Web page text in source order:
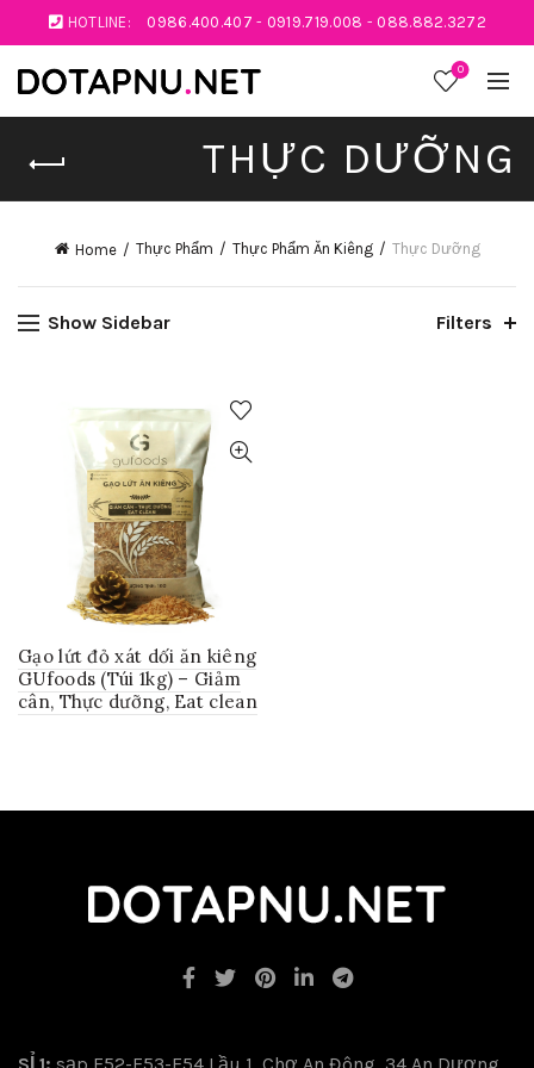
HOTLINE: 0986.400.407 - 0919.719.008 - 088.882.3272
0
THỰC DƯỠNG
Home Thực Phẩm Thực Phẩm Ăn Kiêng Thực Dưỡng
Show Sidebar Filters
Gạo lứt đỏ xát dối ăn kiêng
GUfoods (Túi 1kg) – Giảm
cân, Thực dưỡng, Eat clean